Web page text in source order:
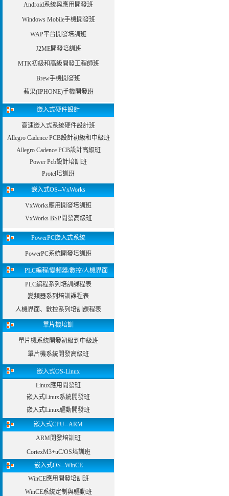
Android系統與應用開發班
Windows Mobile手機開發班
WAP平台開發培訓班
J2ME開發培訓班
MTK初級和高級開發工程師班
Brew手機開發班
蘋果(IPHONE)手機開發班
嵌入式硬件設計
高速嵌入式系統硬件設計班
Allegro Cadence PCB設計初級和中級班
Allegro Cadence PCB設計高級班
Power Pcb設計培訓班
Protel培訓班
嵌入式OS--VxWorks
VxWorks應用開發培訓班
VxWorks BSP開發高級班
PowerPC嵌入式系統
PowerPC系統開發培訓班
PLC編程/變頻器/數控/人機界面
PLC編程系列培訓課程表
變頻器系列培訓課程表
人機界面、數控系列培訓課程表
單片機培訓
單片機系統開發初級到中級班
單片機系統開發高級班
嵌入式OS-Linux
Linux應用開發班
嵌入式Linux系統開發班
嵌入式Linux驅動開發班
嵌入式CPU--ARM
ARM開發培訓班
CortexM3+uC/OS培訓班
嵌入式OS--WinCE
WinCE應用開發培訓班
WinCE系統定制與驅動班